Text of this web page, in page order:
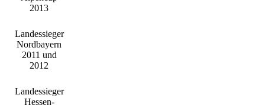
2013
Landessieger
Nordbayern
2011 und
2012
Landessieger
Hessen-